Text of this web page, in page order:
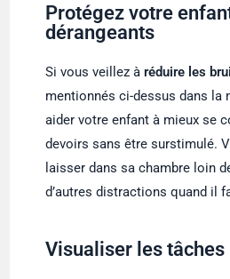
Protégez votre
dérangeants
Si vous veillez àréduire les
mentionnés ci-dessus dans la
aider votre enfant à mieux se
devoirs sans être surstimulé.
laisser dans sa chambre loin
d’autres distractions quand il
Visualiser les tâches